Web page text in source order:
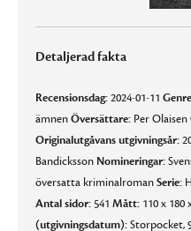
Detaljerad fakta
Recensionsdag:2024-01-11
ämnenÖversättare: Per Olaisen
Originalutgåvans utgivningsår:
Bandicksson Nomineringar:
översatta kriminalromanSerie:
Antal sidor:541 Mått: 110 x 180
(utgivningsdatum):Storpocket,